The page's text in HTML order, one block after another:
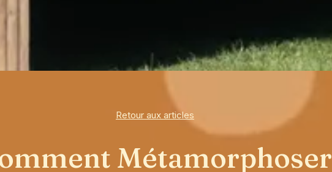
Retour aux articles
Métamorphoser